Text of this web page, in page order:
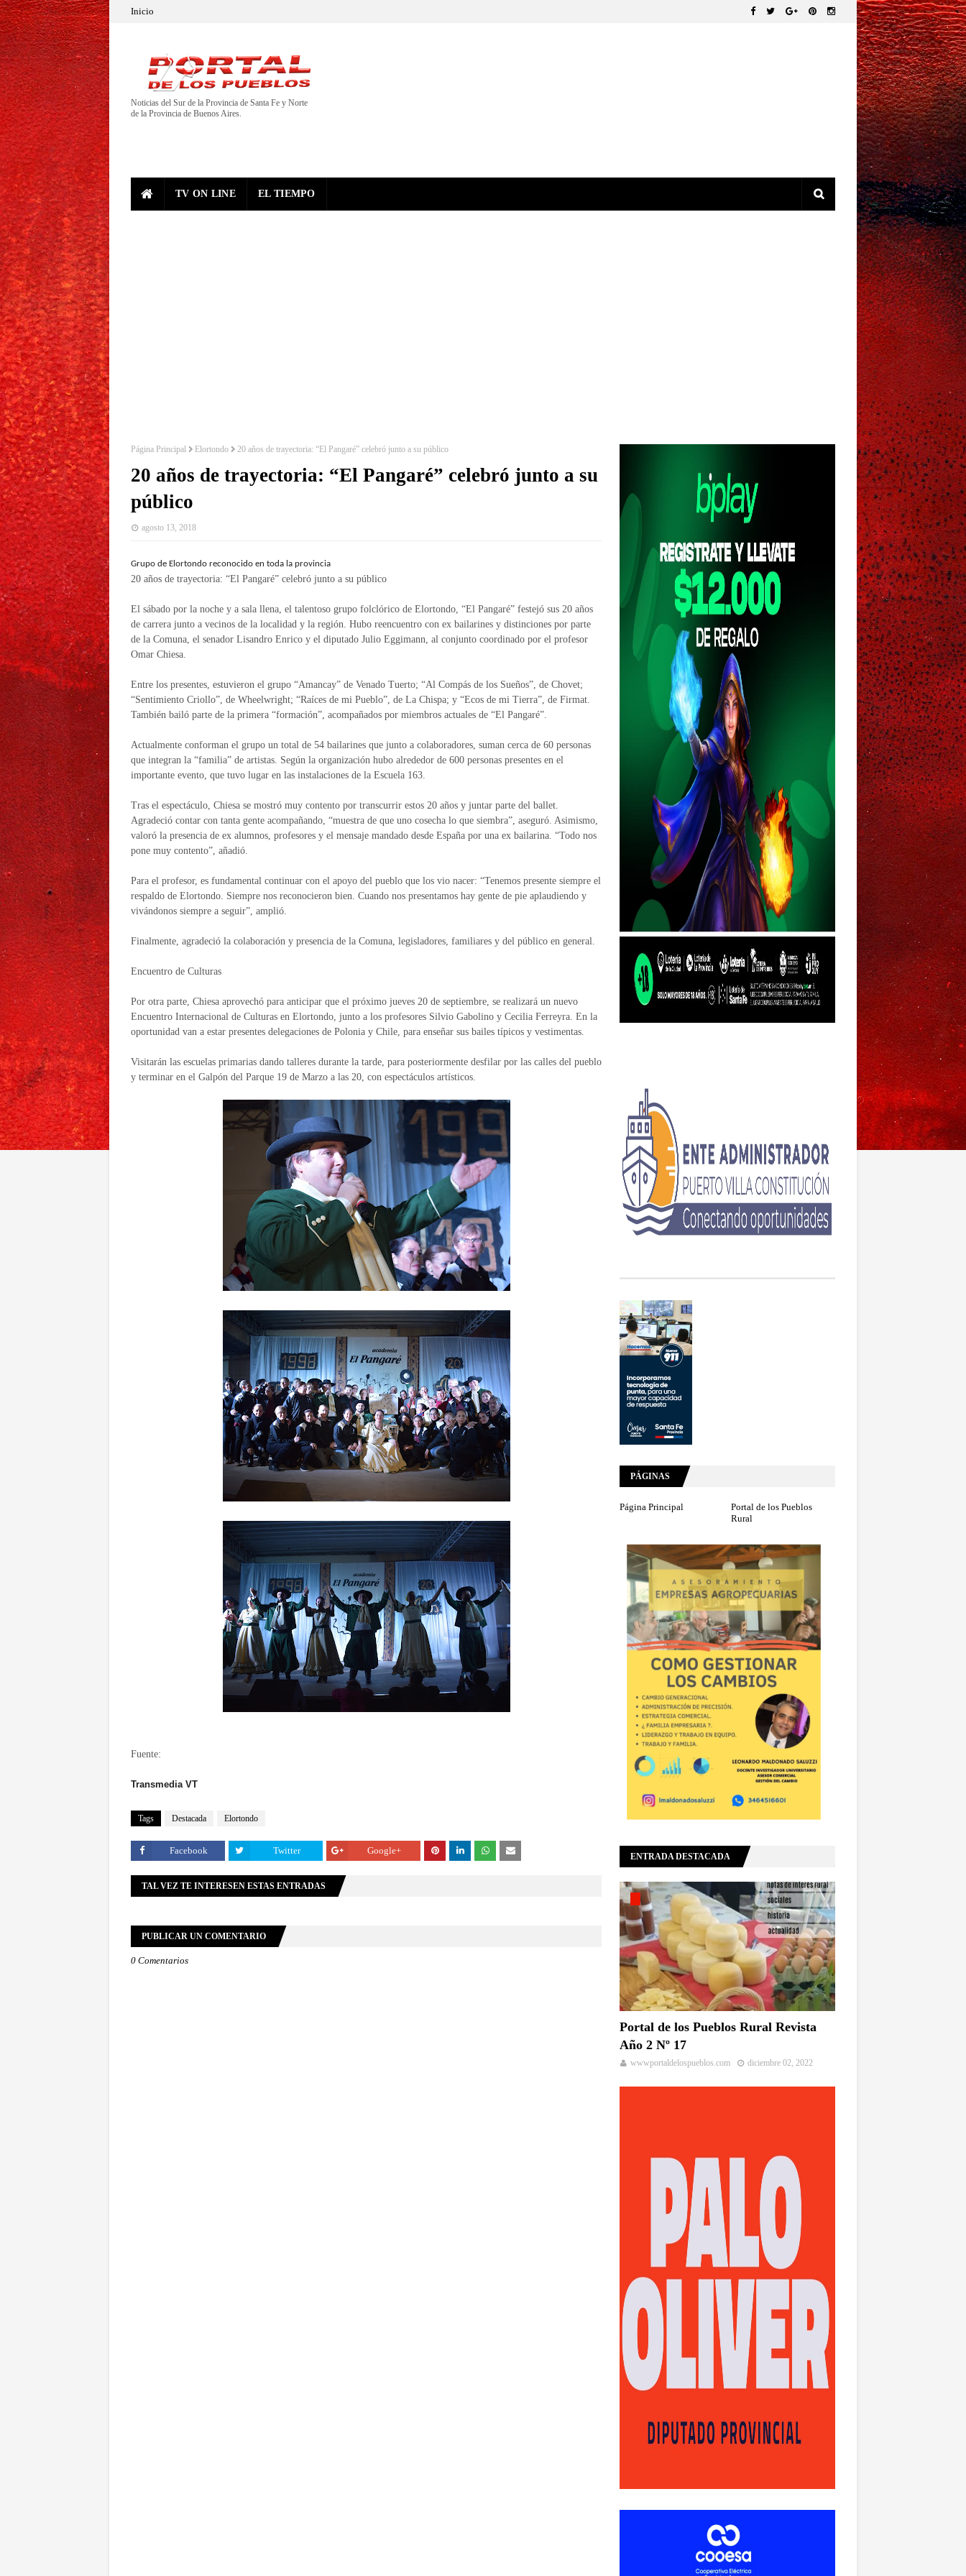
Inicio
Noticias del Sur de la Provincia de Santa Fe y Norte
de la Provincia de Buenos Aires.
TV ON LINE EL TIEMPO
Página Principal Elortondo 20 años de trayectoria: “El Pangaré” celebró junto a su público
20 años de trayectoria: “El Pangaré” celebró junto a su
público
agosto 13, 2018
Grupo de Elortondo reconocido en toda la provincia
20 años de trayectoria: “El Pangaré” celebró junto a su público
El sábado por la noche y a sala llena, el talentoso grupo folclórico de Elortondo, “El Pangaré” festejó sus 20 años
de carrera junto a vecinos de la localidad y la región. Hubo reencuentro con ex bailarines y distinciones por parte
de la Comuna, el senador Lisandro Enrico y el diputado Julio Eggimann, al conjunto coordinado por el profesor
Omar Chiesa.
Entre los presentes, estuvieron el grupo “Amancay” de Venado Tuerto; “Al Compás de los Sueños”, de Chovet;
“Sentimiento Criollo”, de Wheelwright; “Raíces de mi Pueblo”, de La Chispa; y “Ecos de mi Tierra”, de Firmat.
También bailó parte de la primera “formación”, acompañados por miembros actuales de “El Pangaré”.
Actualmente conforman el grupo un total de 54 bailarines que junto a colaboradores, suman cerca de 60 personas
que integran la “familia” de artistas. Según la organización hubo alrededor de 600 personas presentes en el
importante evento, que tuvo lugar en las instalaciones de la Escuela 163.
Tras el espectáculo, Chiesa se mostró muy contento por transcurrir estos 20 años y juntar parte del ballet.
Agradeció contar con tanta gente acompañando, “muestra de que uno cosecha lo que siembra”, aseguró. Asimismo,
valoró la presencia de ex alumnos, profesores y el mensaje mandado desde España por una ex bailarina. “Todo nos
pone muy contento”, añadió.
Para el profesor, es fundamental continuar con el apoyo del pueblo que los vio nacer: “Tenemos presente siempre el
respaldo de Elortondo. Siempre nos reconocieron bien. Cuando nos presentamos hay gente de pie aplaudiendo y
vivándonos siempre a seguir”, amplió.
Finalmente, agradeció la colaboración y presencia de la Comuna, legisladores, familiares y del público en general.
Encuentro de Culturas
Por otra parte, Chiesa aprovechó para anticipar que el próximo jueves 20 de septiembre, se realizará un nuevo
Encuentro Internacional de Culturas en Elortondo, junto a los profesores Silvio Gabolino y Cecilia Ferreyra. En la
oportunidad van a estar presentes delegaciones de Polonia y Chile, para enseñar sus bailes típicos y vestimentas.
Visitarán las escuelas primarias dando talleres durante la tarde, para posteriormente desfilar por las calles del pueblo
y terminar en el Galpón del Parque 19 de Marzo a las 20, con espectáculos artísticos.
Fuente:
Transmedia VT
Tags Destacada Elortondo
Facebook Twitter Google+
TAL VEZ TE INTERESEN ESTAS ENTRADAS
PUBLICAR UN COMENTARIO
0 Comentarios
PÁGINAS
Página Principal
Portal de los Pueblos
Rural
ENTRADA DESTACADA
Portal de los Pueblos Rural Revista
Año 2 Nº 17
wwwportaldelospueblos.com diciembre 02, 2022